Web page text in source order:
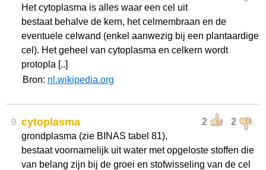
Het cytoplasma is alles waar een cel uit
bestaat behalve de kern, het celmembraan en de
eventuele celwand (enkel aanwezig bij een plantaardige
cel). Het geheel van cytoplasma en celkern wordt
protopla [..]
Bron: nl.wikipedia.org
9 2 2
cytoplasma
grondplasma (zie BINAS tabel 81),
bestaat voornamelijk uit water met opgeloste stoffen die
van belang zijn bij de groei en stofwisseling van de cel